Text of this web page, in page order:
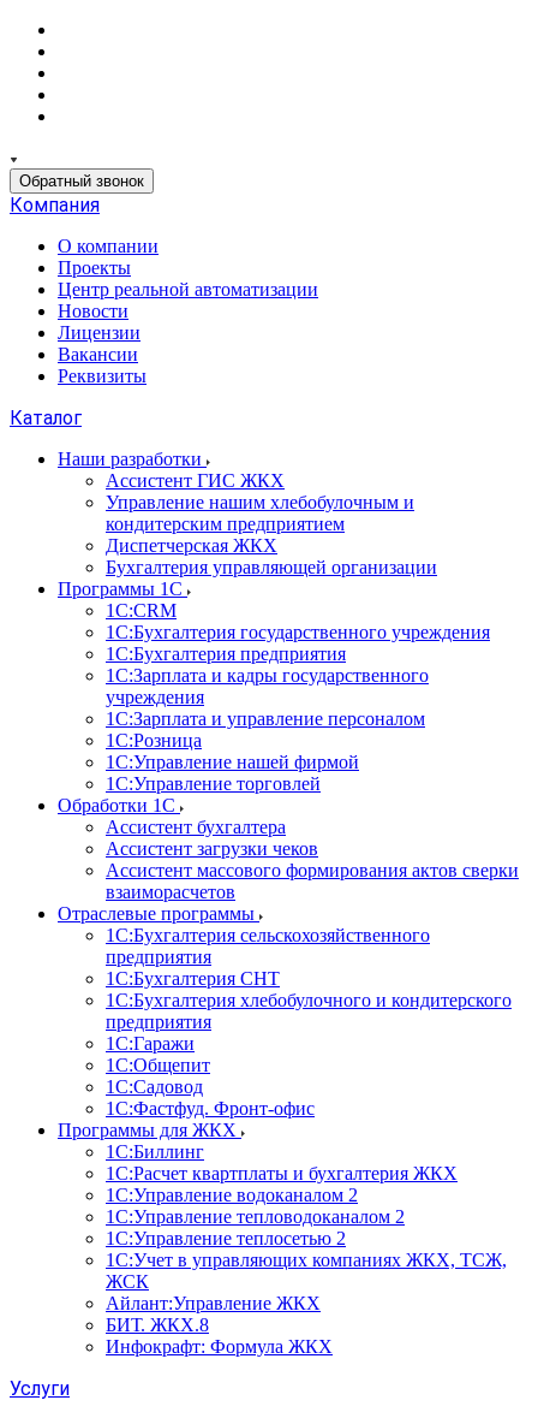
Обратный звонок
Компания
О компании
Проекты
Центр реальной автоматизации
Новости
Лицензии
Вакансии
Реквизиты
Каталог
Наши разработки
Ассистент ГИС ЖКХ
Управление нашим хлебобулочным и
кондитерским предприятием
Диспетчерская ЖКХ
Бухгалтерия управляющей организации
Программы 1С
1С:CRM
1С:Бухгалтерия государственного учреждения
1С:Бухгалтерия предприятия
1С:Зарплата и кадры государственного
учреждения
1С:Зарплата и управление персоналом
1С:Розница
1С:Управление нашей фирмой
1С:Управление торговлей
Обработки 1С
Ассистент бухгалтера
Ассистент загрузки чеков
Ассистент массового формирования актов сверки
взаиморасчетов
Отраслевые программы
1С:Бухгалтерия сельскохозяйственного
предприятия
1С:Бухгалтерия СНТ
1С:Бухгалтерия хлебобулочного и кондитерского
предприятия
1С:Гаражи
1С:Общепит
1С:Садовод
1С:Фастфуд. Фронт-офис
Программы для ЖКХ
1С:Биллинг
1С:Расчет квартплаты и бухгалтерия ЖКХ
1С:Управление водоканалом 2
1С:Управление тепловодоканалом 2
1С:Управление теплосетью 2
1С:Учет в управляющих компаниях ЖКХ, ТСЖ,
ЖСК
Айлант:Управление ЖКХ
БИТ. ЖКХ.8
Инфокрафт: Формула ЖКХ
Услуги